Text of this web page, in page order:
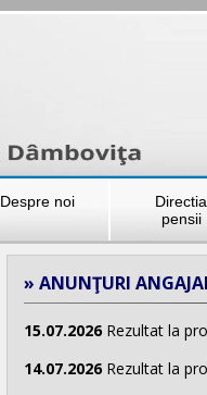
Despre noi
Directia
pensii
» ANUNŢURI
15.07.2026 Rezultat la
14.07.2026 Rezultat la